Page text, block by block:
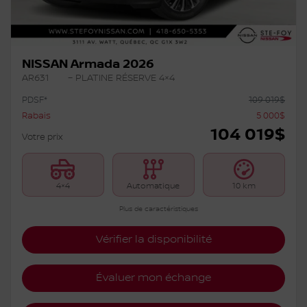
NISSAN Armada 2026
AR631
– PLATINE RÉSERVE 4×4
PDSF*
109 019$
Rabais
5 000$
Votre prix
104 019$
4×4 Automatique 10 km
Plus de caractéristiques
Vérifier la disponibilité
Évaluer mon échange